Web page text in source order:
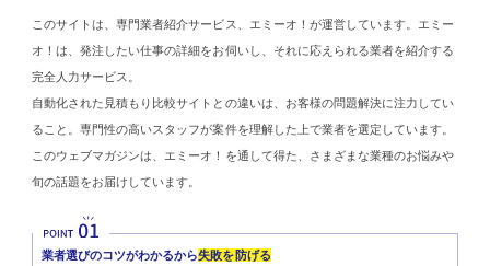
このサイトは、専門業者紹介サービス、エミーオ！が運営しています。エミー
オ！は、発注したい仕事の詳細をお伺いし、それに応えられる業者を紹介する
完全人力サービス。
自動化された見積もり比較サイトとの違いは、お客様の問題解決に注力してい
ること。専門性の高いスタッフが案件を理解した上で業者を選定しています。
このウェブマガジンは、エミーオ！を通して得た、さまざまな業種のお悩みや
旬の話題をお届けしています。
業者選びのコツがわかるから失敗を防げる